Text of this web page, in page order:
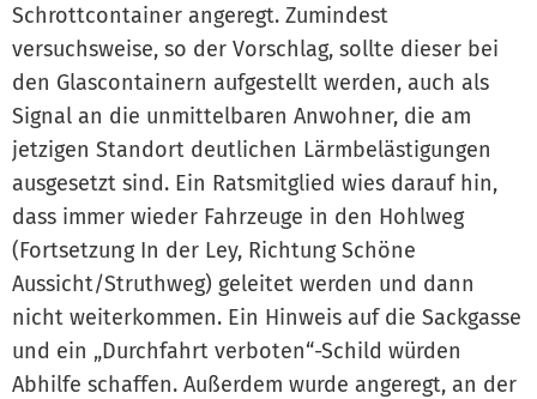
Schrottcontainer angeregt. Zumindest
versuchsweise, so der Vorschlag, sollte dieser bei
den Glascontainern aufgestellt werden, auch als
Signal an die unmittelbaren Anwohner, die am
jetzigen Standort deutlichen Lärmbelästigungen
ausgesetzt sind. Ein Ratsmitglied wies darauf hin,
dass immer wieder Fahrzeuge in den Hohlweg
(Fortsetzung In der Ley, Richtung Schöne
Aussicht/Struthweg) geleitet werden und dann
nicht weiterkommen. Ein Hinweis auf die Sackgasse
und ein „Durchfahrt verboten“-Schild würden
Abhilfe schaffen. Außerdem wurde angeregt, an der